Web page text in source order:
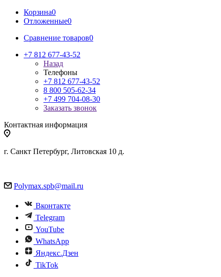
Корзина0
Отложенные0
Сравнение товаров0
+7 812 677-43-52
Назад
Телефоны
+7 812 677-43-52
8 800 505-62-34
+7 499 704-08-30
Заказать звонок
Контактная информация
г. Санкт Петербург, Литовская 10 д.
Polymax.spb@mail.ru
Вконтакте
Telegram
YouTube
WhatsApp
Яндекс.Дзен
TikTok